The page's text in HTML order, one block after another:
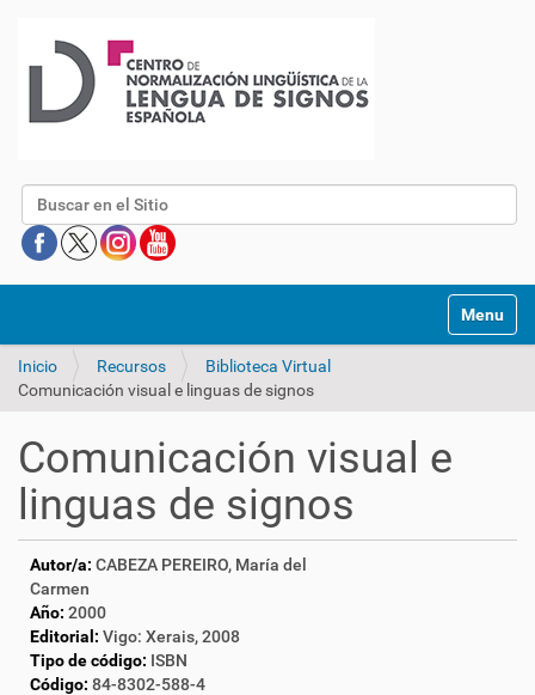
Buscar
Mostrar/
Inicio Recursos
Biblioteca Virtual
Comunicación visual e linguas de signos
Comunicación visual e
linguas de signos
Autor/a: CABEZA PEREIRO, María del
Carmen
Año: 2000
Editorial: Vigo: Xerais, 2008
Tipo de código: ISBN
Código: 84-8302-588-4